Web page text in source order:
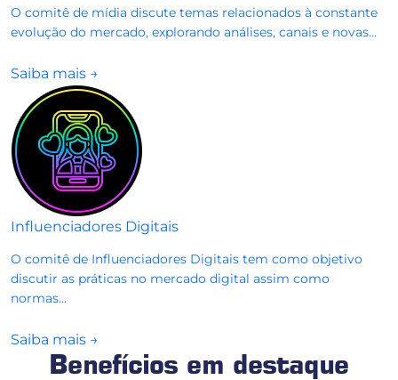
O comitê de mídia discute temas relacionados à constante
evolução do mercado, explorando análises, canais e novas...
Saiba mais →
Influenciadores Digitais
O comitê de Influenciadores Digitais tem como objetivo
discutir as práticas no mercado digital assim como
normas...
Saiba mais →
Benefícios em destaque